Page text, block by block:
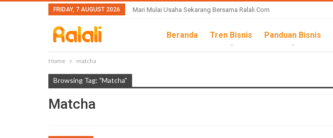
FRIDAY, 7 AUGUST 2026 Mari Mulai Usaha Sekarang Bersama Ralali.com
Beranda Tren Bisnis Panduan Bisnis
Home matcha
Browsing Tag: "matcha"
Matcha